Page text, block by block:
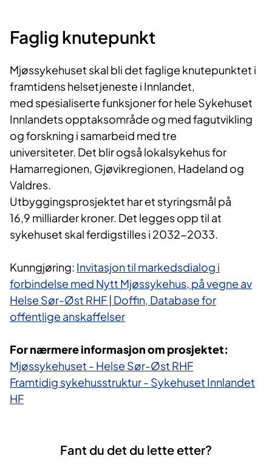
Faglig knutepunkt
Mjøssykehuset skal bli det faglige knutepunktet i
framtidens helsetjeneste i Innlandet,
med spesialiserte funksjoner for hele Sykehuset
Innlandets opptaksområde og med fagutvikling
og forskning i samarbeid med tre
universiteter. Det blir også lokalsykehus for
Hamarregionen, Gjøvikregionen, Hadeland og
Valdres.
Utbyggingsprosjektet har et styringsmål på
16,9 milliarder kroner. Det legges opp til at
sykehuset skal ferdigstilles i 2032-2033.
Kunngjøring: Invitasjon til markedsdialog i
forbindelse med Nytt Mjøssykehus, på vegne av
Helse Sør-Øst RHF | Doffin, Database for
offentlige anskaffelser
For nærmere informasjon om prosjektet:
Mjøssykehuset - Helse Sør-Øst RHF
Framtidig sykehusstruktur - Sykehuset Innlandet
HF
Fant du det du lette etter?